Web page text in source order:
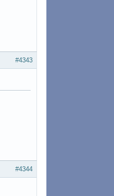
#4343
#4344